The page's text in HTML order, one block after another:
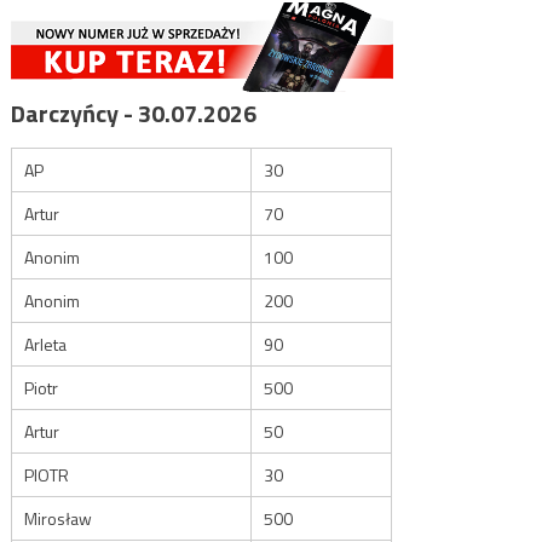
Darczyńcy - 30.07.2026
AP
30
Artur
70
Anonim
100
Anonim
200
Arleta
90
Piotr
500
Artur
50
PIOTR
30
Mirosław
500